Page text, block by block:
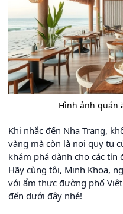
Hình ảnh quán
Khi nhắc đến Nha Trang,
vàng mà còn là nơi quy tụ
khám phá dành cho các
Hãy cùng tôi, Minh Khoa,
với ẩm thực đường phố
đến dưới đây nhé!